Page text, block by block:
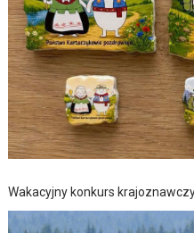
Wakacyjny konkurs